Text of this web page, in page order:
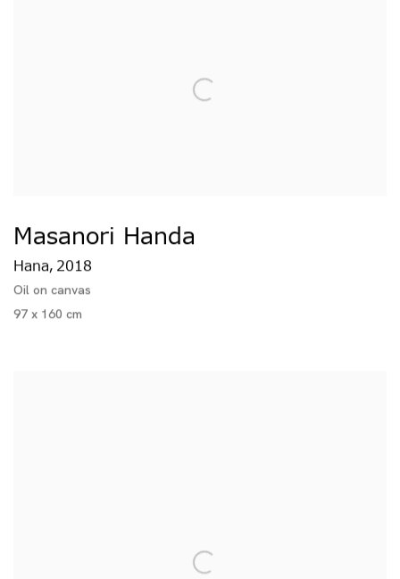
Masanori Handa
Hana, 2018
Oil on canvas
97 x 160 cm